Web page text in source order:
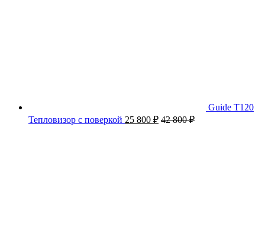
Guide T120
Тепловизор с поверкой 25 800 ₽ 42 800₽